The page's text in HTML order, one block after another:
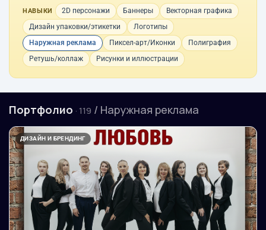
НАВЫКИ 2D персонажи Баннеры
Векторная графика
Дизайн упаковки/этикетки
Логотипы
Наружная реклама
Пиксел-арт/Иконки
Полиграфия
Ретушь/коллаж
Рисунки и иллюстрации
Портфолио · 119 / Наружная реклама
ДИЗАЙН И БРЕНДИНГ